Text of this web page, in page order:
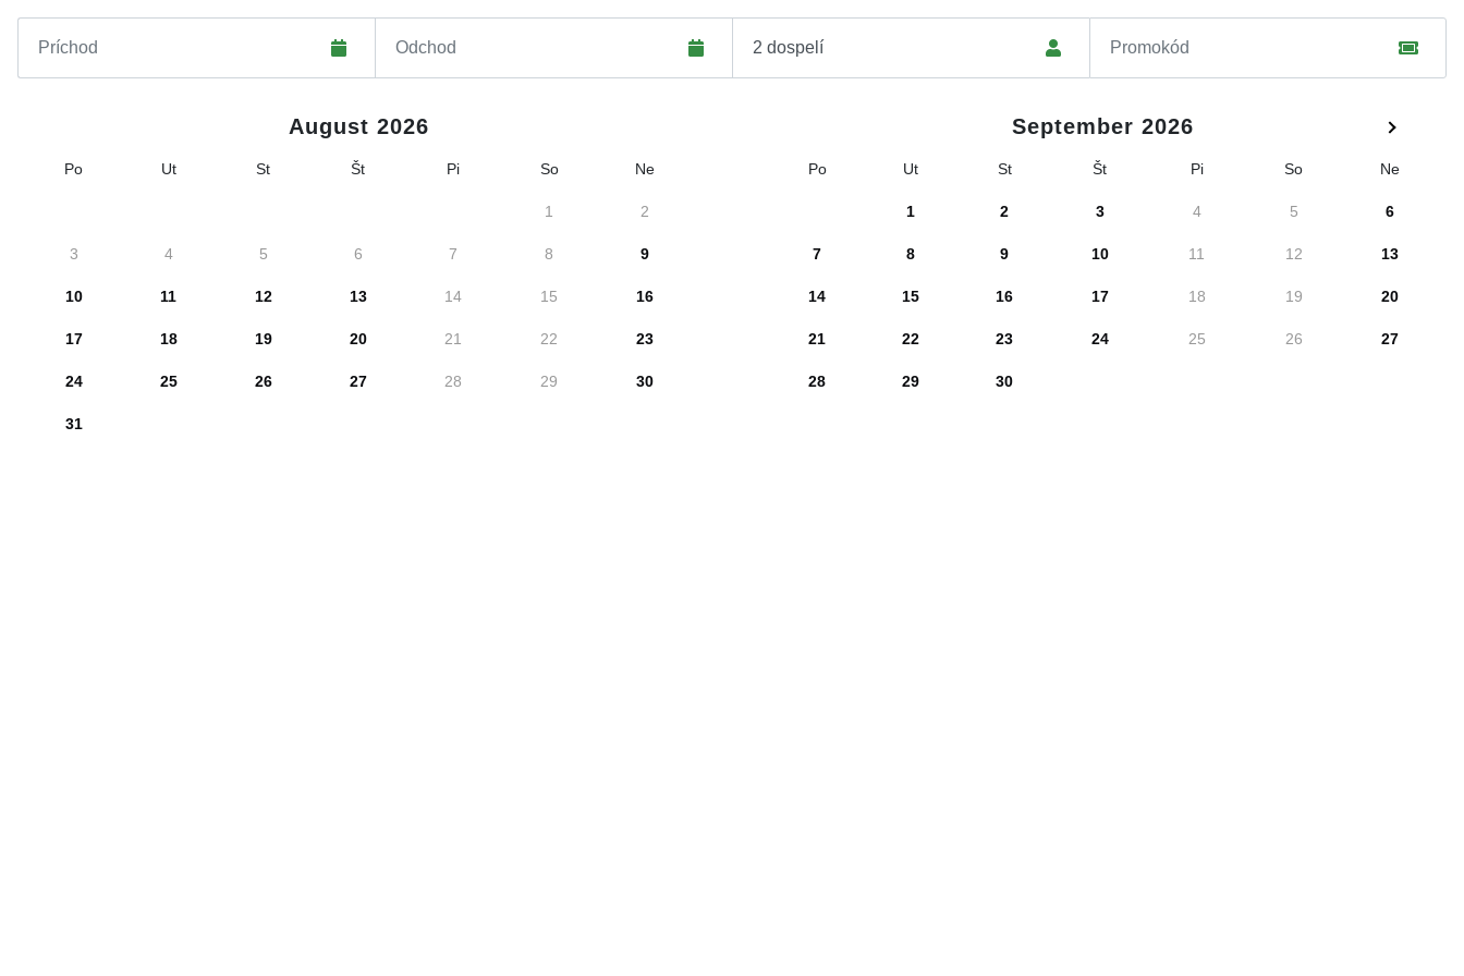
August 2026
Po Ut St Št Pi So Ne
1 2
3 4 5 6 7 8 9
10 11 12 13 14 15 16
17 18 19 20 21 22 23
24 25 26 27 28 29 30
31
September 2026
Po Ut St Št Pi So Ne
1 2 3 4 5 6
7 8 9 10 11 12 13
14 15 16 17 18 19 20
21 22 23 24 25 26 27
28 29 30